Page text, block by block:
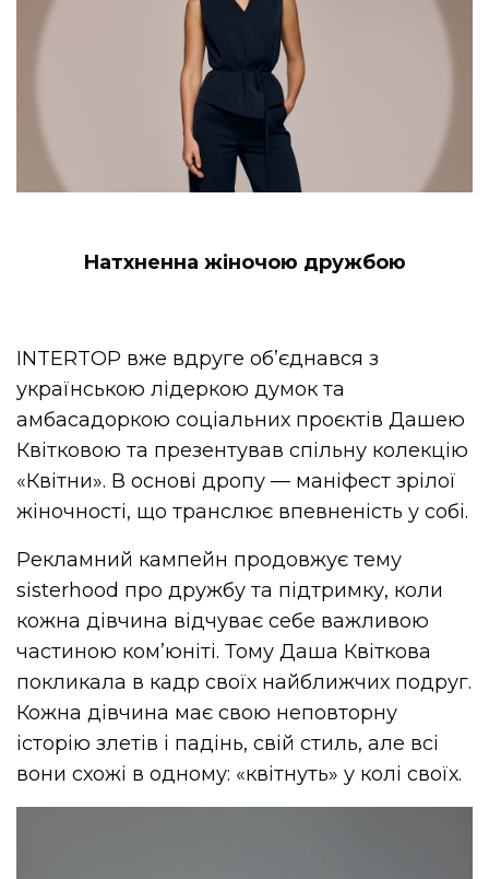
Натхненна жіночою дружбою
INTERTOP вже вдруге об’єднався з
українською лідеркою думок та
амбасадоркою соціальних проєктів Дашею
Квітковою та презентував спільну колекцію
«Квітни». В основі дропу — маніфест зрілої
жіночності, що транслює впевненість у собі.
Рекламний кампейн продовжує тему
sisterhood про дружбу та підтримку, коли
кожна дівчина відчуває себе важливою
частиною ком’юніті. Тому Даша Квіткова
покликала в кадр своїх найближчих подруг.
Кожна дівчина має свою неповторну
історію злетів і падінь, свій стиль, але всі
вони схожі в одному: «квітнуть» у колі своїх.